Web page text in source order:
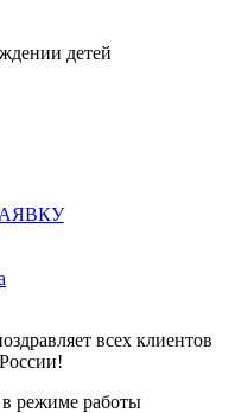
детей
всех клиентов
режиме работы